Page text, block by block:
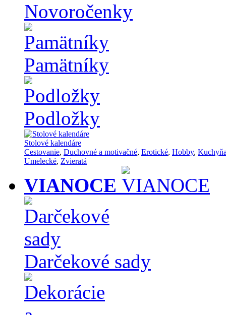
Novoročenky
Pamätníky
Podložky
Stolové kalendáre
Cestovanie, Duchovné a motivačné, Erotické, Hobby,
Umelecké, Zvieratá
VIANOCE
Darčekové sady